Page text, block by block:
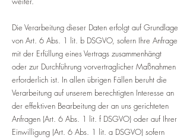
Die Verarbeitung dieser Daten erfolgt auf Grundlage
von Art. 6 Abs. 1 lit. b DSGVO, sofern Ihre Anfrage
mit der Erfüllung eines Vertrags zusammenhängt
oder zur Durchführung vorvertraglicher Maßnahmen
erforderlich ist. In allen übrigen Fällen beruht die
Verarbeitung auf unserem berechtigten Interesse an
der effektiven Bearbeitung der an uns gerichteten
Anfragen (Art. 6 Abs. 1 lit. f DSGVO) oder auf Ihrer
Einwilligung (Art. 6 Abs. 1 lit. a DSGVO) sofern